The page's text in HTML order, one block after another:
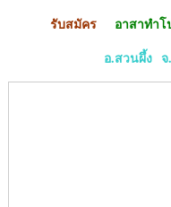
รับสมัคร
อาสาทำ
อ.สวนผึ้งจ.